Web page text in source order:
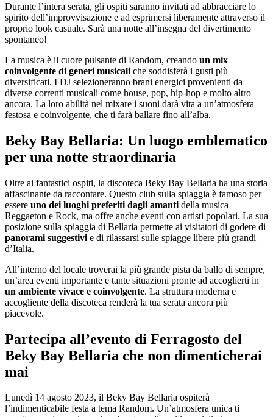
Durante l’intera serata, gli ospiti saranno invitati ad abbracciare lo
spirito dell’improvvisazione e ad esprimersi liberamente attraverso il
proprio look casuale. Sarà una notte all’insegna del divertimento
spontaneo!
La musica è il cuore pulsante di Random, creando un mix
coinvolgente di generi musicali che soddisferà i gusti più
diversificati. I DJ selezioneranno brani energici provenienti da
diverse correnti musicali come house, pop, hip-hop e molto altro
ancora. La loro abilità nel mixare i suoni darà vita a un’atmosfera
festosa e coinvolgente, che ti farà ballare fino all’alba.
Beky Bay Bellaria: Un luogo emblematico
per una notte straordinaria
Oltre ai fantastici ospiti, la discoteca Beky Bay Bellaria ha una storia
affascinante da raccontare. Questo club sulla spiaggia è famoso per
essere uno dei luoghi preferiti dagli amanti della musica
Reggaeton e Rock, ma offre anche eventi con artisti popolari. La sua
posizione sulla spiaggia di Bellaria permette ai visitatori di godere di
panorami suggestivi e di rilassarsi sulle spiagge libere più grandi
d’Italia.
All’interno del locale troverai la più grande pista da ballo di sempre,
un’area eventi importante e tante situazioni pronte ad accoglierti in
un ambiente vivace e coinvolgente. La struttura moderna e
accogliente della discoteca renderà la tua serata ancora più
piacevole.
Partecipa all’evento di Ferragosto del
Beky Bay Bellaria che non dimenticherai
mai
Lunedì 14 agosto 2023, il Beky Bay Bellaria ospiterà
l’indimenticabile festa a tema Random. Un’atmosfera unica ti